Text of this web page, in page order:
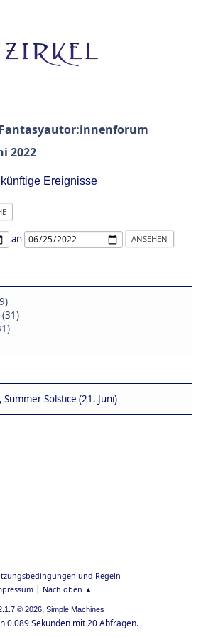
2022
Ereignisse
an
Solstice (21. Juni)
und Regeln
| Nach oben ▲
© 2026, Simple Machines
0.089 Sekunden mit 20 Abfragen.